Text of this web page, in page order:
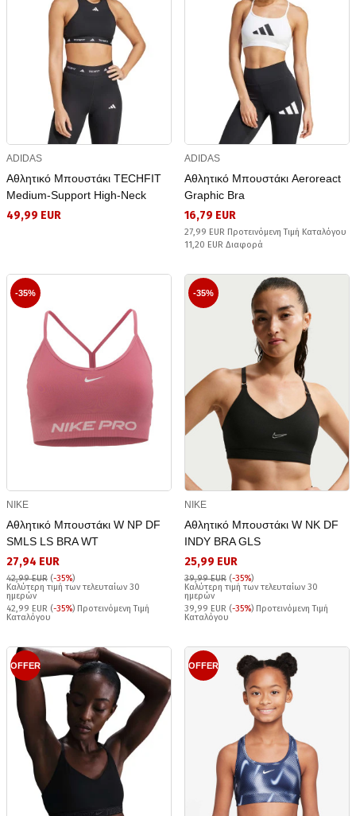
ADIDAS
Αθλητικό Μπουστάκι TECHFIT
Medium-Support High-Neck
49,99 EUR
ADIDAS
Αθλητικό Μπουστάκι Aeroreact
Graphic Bra
16,79 EUR
27,99 EUR Προτεινόμενη Τιμή Καταλόγου
11,20 EUR Διαφορά
-35%
NIKE
Αθλητικό Μπουστάκι W NP DF
SMLS LS BRA WT
27,94 EUR
42,99 EUR (-35%)
Καλύτερη τιμή των τελευταίων 30
ημερών
42,99 EUR (-35%) Προτεινόμενη Τιμή
Καταλόγου
-35%
NIKE
Αθλητικό Μπουστάκι W NK DF
INDY BRA GLS
25,99 EUR
39,99 EUR (-35%)
Καλύτερη τιμή των τελευταίων 30
ημερών
39,99 EUR (-35%) Προτεινόμενη Τιμή
Καταλόγου
OFFER OFFER